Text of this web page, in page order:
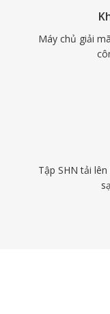
Máy chủ giải
Tập SHN tải